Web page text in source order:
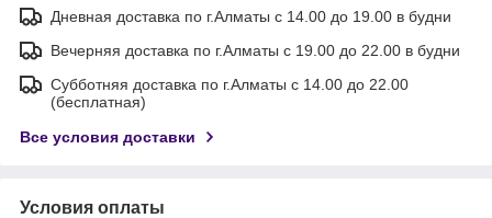
Дневная доставка по г.Алматы с 14.00 до 19.00 в будни
Вечерняя доставка по г.Алматы с 19.00 до 22.00 в будни
Субботняя доставка по г.Алматы с 14.00 до 22.00
(бесплатная)
Все условия доставки
Условия оплаты